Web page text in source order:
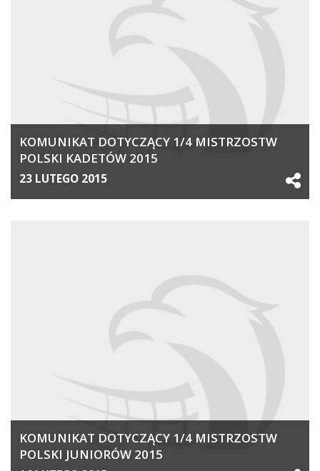
KOMUNIKAT DOTYCZĄCY 1/4 MISTRZOSTW
POLSKI KADETÓW 2015
23 LUTEGO 2015
KOMUNIKAT DOTYCZĄCY 1/4 MISTRZOSTW
POLSKI JUNIORÓW 2015